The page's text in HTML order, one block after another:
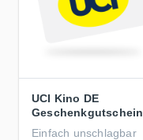
UCI Kino DE
Geschenkgutschein
Einfach unschlagbar